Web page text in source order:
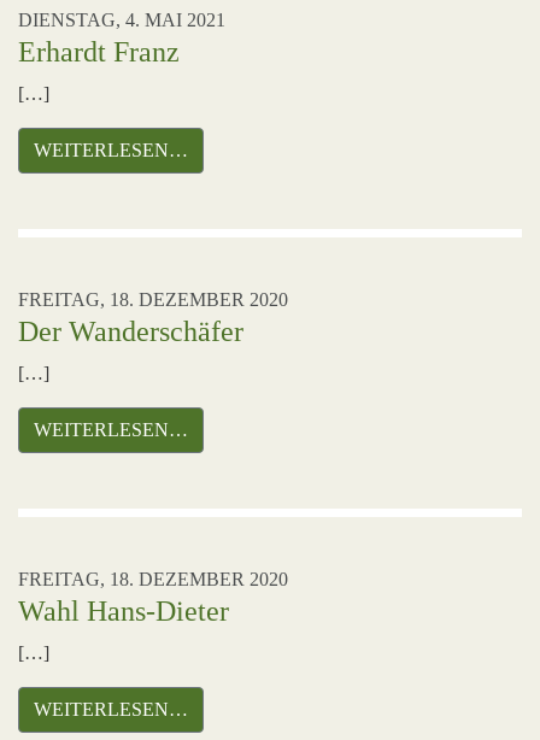
DIENSTAG, 4. MAI 2021
Erhardt Franz
[…]
WEITERLESEN…
FREITAG, 18. DEZEMBER 2020
Der Wanderschäfer
[…]
WEITERLESEN…
FREITAG, 18. DEZEMBER 2020
Wahl Hans-Dieter
[…]
WEITERLESEN…